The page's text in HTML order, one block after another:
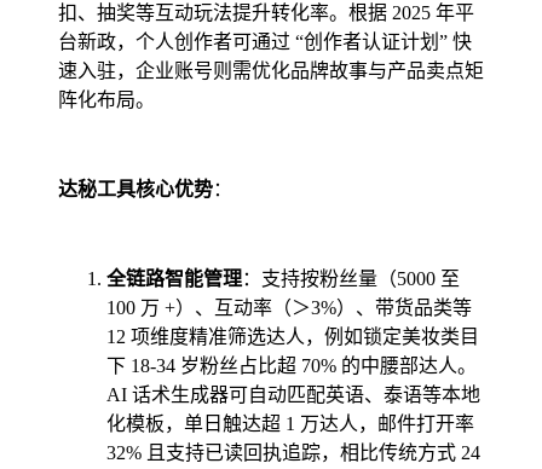
扣、抽奖等互动玩法提升转化率。根据 2025 年平
台新政，个人创作者可通过 “创作者认证计划” 快
速入驻，企业账号则需优化品牌故事与产品卖点矩
阵化布局。
达秘工具核心优势：
全链路智能管理：支持按粉丝量（5000 至
100 万 +）、互动率（＞3%）、带货品类等
12 项维度精准筛选达人，例如锁定美妆类目
下 18-34 岁粉丝占比超 70% 的中腰部达人。
AI 话术生成器可自动匹配英语、泰语等本地
化模板，单日触达超 1 万达人，邮件打开率
32% 且支持已读回执追踪，相比传统方式 24